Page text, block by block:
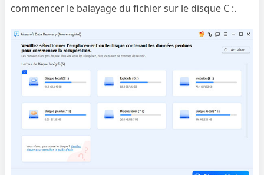
commencer le balayage du fichier sur le disque C :.